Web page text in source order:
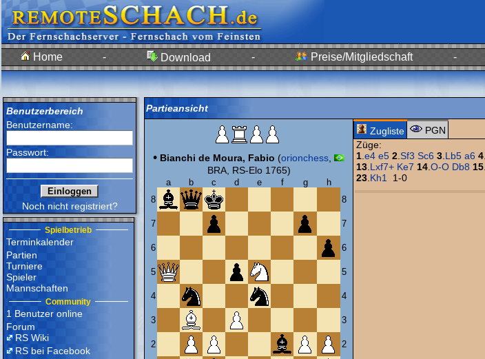
Home - Download - Preise/Mitgliedschaft -
Benutzerbereich
Benutzername:
Passwort:
Noch nicht registriert?
Spielbetrieb
Terminkalender
Partien
Turniere
Spieler
Mannschaften
Community
1 Benutzer online
Forum
RS Wiki
RS bei Facebook
Partieansicht
• Bianchi de Moura, Fabio (orionchess
BRA, RS-Elo 1765)
a b c d e f g
h
8
8
7 7
6 6
5 5
4 4
3 3
2 2
Zugliste
PGN
Züge:
1 e4 e5 2 Sf3 Sc6 3 Lb5 a6 4
13 Lxf7+ Ke7 14 O-O Db8 15
23 Kh1 1-0